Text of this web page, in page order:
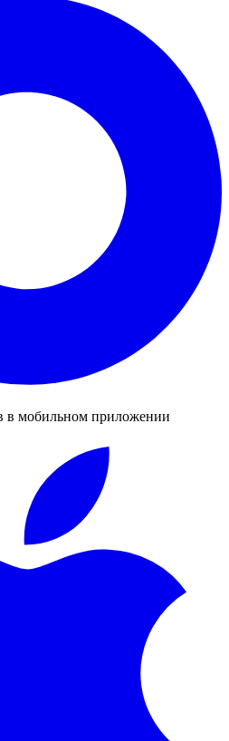
в мобильном приложении